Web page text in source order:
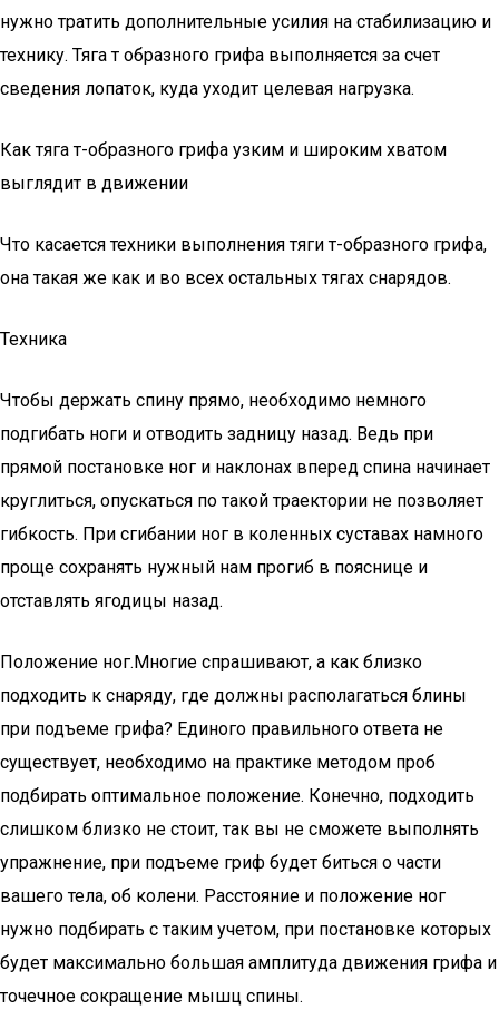
нужно тратить дополнительные усилия на стабилизацию и
технику. Тяга т образного грифа выполняется за счет
сведения лопаток, куда уходит целевая нагрузка.
Как тяга т-образного грифа узким и широким хватом
выглядит в движении
Что касается техники выполнения тяги т-образного грифа,
она такая же как и во всех остальных тягах снарядов.
Техника
Чтобы держать спину прямо, необходимо немного
подгибать ноги и отводить задницу назад. Ведь при
прямой постановке ног и наклонах вперед спина начинает
круглиться, опускаться по такой траектории не позволяет
гибкость. При сгибании ног в коленных суставах намного
проще сохранять нужный нам прогиб в пояснице и
отставлять ягодицы назад.
Положение ног.Многие спрашивают, а как близко
подходить к снаряду, где должны располагаться блины
при подъеме грифа? Единого правильного ответа не
существует, необходимо на практике методом проб
подбирать оптимальное положение. Конечно, подходить
слишком близко не стоит, так вы не сможете выполнять
упражнение, при подъеме гриф будет биться о части
вашего тела, об колени. Расстояние и положение ног
нужно подбирать с таким учетом, при постановке которых
будет максимально большая амплитуда движения грифа и
точечное сокращение мышц спины.